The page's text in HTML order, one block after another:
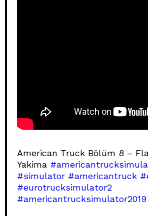
American Truck Bölüm 8 –
Yakima
#simulator #americantruck
#eurotrucksimulator2
#americantrucksimulator2019